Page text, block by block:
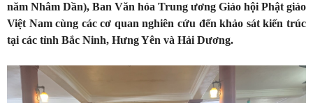
năm Nhâm Dần), Ban Văn hóa Trung ương Giáo hội Phật giáo
Việt Nam cùng các cơ quan nghiên cứu đến khảo sát kiến trúc
tại các tỉnh Bắc Ninh, Hưng Yên và Hải Dương.